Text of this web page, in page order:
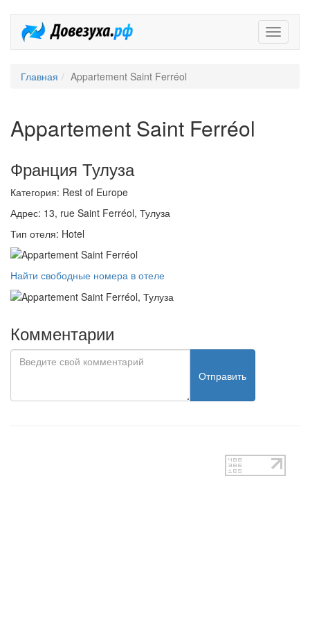
Главная Appartement Saint Ferréol
Appartement Saint Ferréol
Франция Тулуза
Категория: Rest of Europe
Адрес: 13, rue Saint Ferréol, Тулуза
Тип отеля: Hotel
Найти свободные номера в отеле
Комментарии
Отправить